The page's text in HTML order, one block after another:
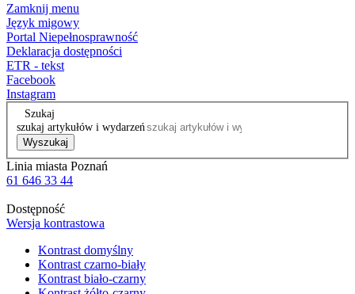
Zamknij menu
Język migowy
Portal Niepełnosprawność
Deklaracja dostępności
ETR - tekst
Facebook
Instagram
Szukaj
szukaj artykułów i wydarzeń
Wyszukaj
Linia miasta Poznań
61 646 33 44
Dostępność
Wersja kontrastowa
Kontrast domyślny
Kontrast czarno-biały
Kontrast biało-czarny